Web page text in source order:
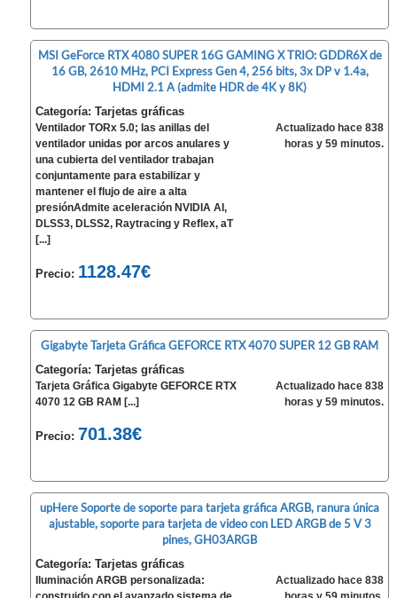
MSI GeForce RTX 4080 SUPER 16G GAMING X TRIO: GDDR6X de
16 GB, 2610 MHz, PCI Express Gen 4, 256 bits, 3x DP v 1.4a,
HDMI 2.1 A (admite HDR de 4K y 8K)
Categoría: Tarjetas gráficas
Ventilador TORx 5.0; las anillas del
ventilador unidas por arcos anulares y
una cubierta del ventilador trabajan
conjuntamente para estabilizar y
mantener el flujo de aire a alta
presiónAdmite aceleración NVIDIA AI,
DLSS3, DLSS2, Raytracing y Reflex, aT
[...]
Precio: 1128.47€
Actualizado hace 838
horas y 59 minutos.
Gigabyte Tarjeta Gráfica GEFORCE RTX 4070 SUPER 12 GB RAM
Categoría: Tarjetas gráficas
Tarjeta Gráfica Gigabyte GEFORCE RTX
4070 12 GB RAM [...]
Precio: 701.38€
Actualizado hace 838
horas y 59 minutos.
upHere Soporte de soporte para tarjeta gráfica ARGB, ranura única
ajustable, soporte para tarjeta de video con LED ARGB de 5 V 3
pines, GH03ARGB
Categoría: Tarjetas gráficas
Iluminación ARGB personalizada:
Actualizado hace 838